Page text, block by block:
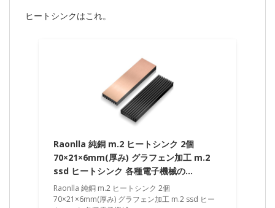
ヒートシンクはこれ。
Raonlla 純銅 m.2 ヒートシンク 2個
70×21×6mm(厚み) グラフェン加工 m.2
ssd ヒートシンク 各種電子機械の…
Raonlla 純銅 m.2 ヒートシンク 2個
70×21×6mm(厚み) グラフェン加工 m.2 ssd ヒー